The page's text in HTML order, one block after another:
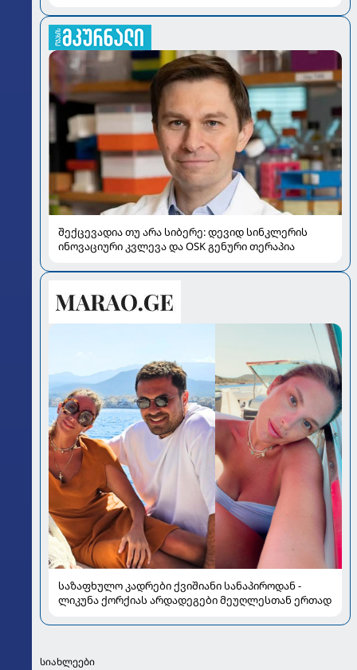
შექცევადია თუ არა სიბერე: დევიდ სინკლერის
ინოვაციური კვლევა და OSK გენური თერაპია
საზაფხულო კადრები ქვიშიანი სანაპიროდან -
ლიკუნა ქორქიას არდადეგები მეუღლესთან ერთად
სიახლეები